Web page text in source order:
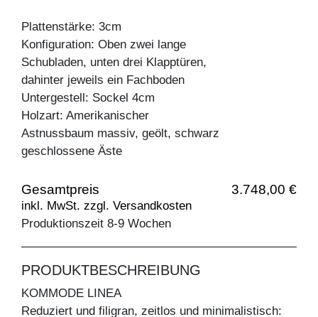
Plattenstärke: 3cm
Konfiguration: Oben zwei lange
Schubladen, unten drei Klapptüren,
dahinter jeweils ein Fachboden
Untergestell: Sockel 4cm
Holzart: Amerikanischer
Astnussbaum massiv, geölt, schwarz
geschlossene Äste
Gesamtpreis 3.748,00 €
inkl. MwSt. zzgl. Versandkosten
Produktionszeit 8-9 Wochen
PRODUKTBESCHREIBUNG
KOMMODE LINEA
Reduziert und filigran, zeitlos und minimalistisch: